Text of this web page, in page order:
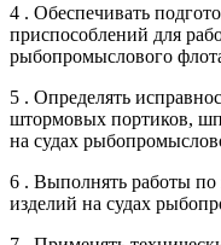
4 . Обеспечивать
приспособлений для
рыбопромыслового
5 . Определять
штормовых портиков,
на судах
6 . Выполнять работы по
изделий на судах